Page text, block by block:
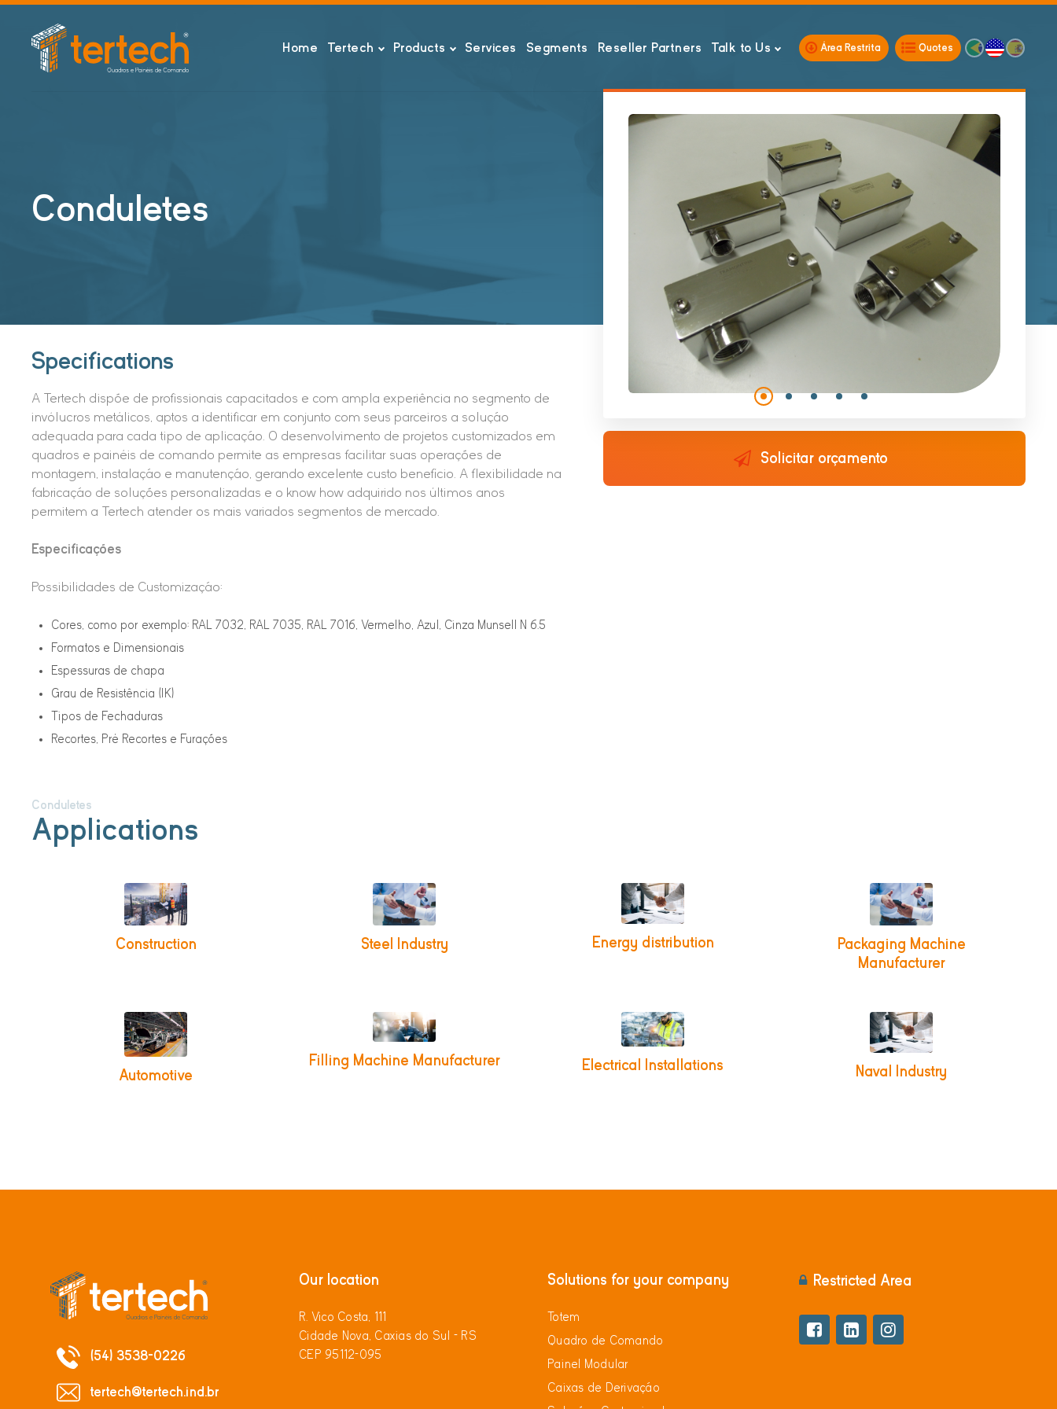
Home Tertech Products Services Segments Reseller Partners Talk to Us Área Restrita Quotes
Conduletes
Solicitar orçamento
Specifications
A Tertech dispõe de profissionais capacitados e com ampla experiência no segmento de
invólucros metálicos, aptos a identificar em conjunto com seus parceiros a solução
adequada para cada tipo de aplicação. O desenvolvimento de projetos customizados em
quadros e painéis de comando permite as empresas facilitar suas operações de
montagem, instalação e manutenção, gerando excelente custo benefício. A flexibilidade na
fabricação de soluções personalizadas e o know how adquirido nos últimos anos
permitem a Tertech atender os mais variados segmentos de mercado.
Especificações
Possibilidades de Customização:
Cores, como por exemplo: RAL 7032, RAL 7035, RAL 7016, Vermelho, Azul, Cinza Munsell N 6.5
Formatos e Dimensionais
Espessuras de chapa
Grau de Resistência (IK)
Tipos de Fechaduras
Recortes, Pré Recortes e Furações
Conduletes
Applications
Construction Steel Industry Energy distribution
Packaging Machine
Manufacturer
Automotive
Filling Machine Manufacturer Electrical Installations Naval Industry
(54) 3538-0226
tertech@tertech.ind.br
Our location
R. Vico Costa, 111
Cidade Nova, Caxias do Sul - RS
CEP 95112-095
Solutions for your company
Totem
Quadro de Comando
Painel Modular
Caixas de Derivação
Restricted Area